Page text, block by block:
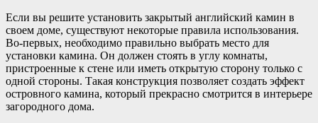
Если вы решите установить закрытый английский камин в
своем доме, существуют некоторые правила использования.
Во-первых, необходимо правильно выбрать место для
установки камина. Он должен стоять в углу комнаты,
пристроенные к стене или иметь открытую сторону только с
одной стороны. Такая конструкция позволяет создать эффект
островного камина, который прекрасно смотрится в интерьере
загородного дома.